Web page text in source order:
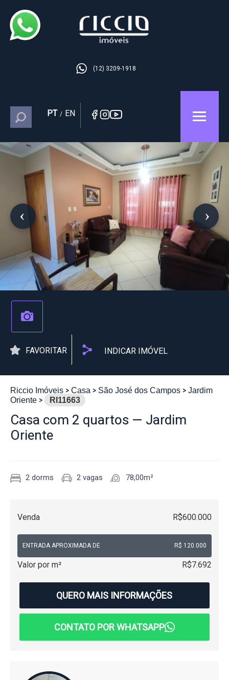
(12) 3209-1918
PT / EN
FAVORITAR INDICAR IMÓVEL
Riccio Imóveis Casa São José dos Campos
Jardim
Oriente
RI11663
Casa com 2 quartos — Jardim
Oriente
2 dorms 2 vagas 78,00m²
Venda R$600.000
ENTRADA APROXIMADA DE R$ 120.000
Valor por m² R$7.692
QUERO MAIS INFORMAÇÕES
CONTATO POR WHATSAPP